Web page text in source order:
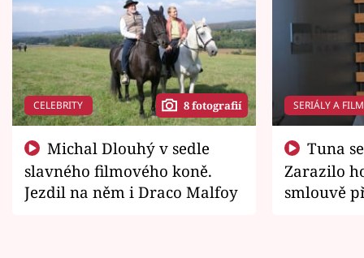
CELEBRITY 8 fotografií
slavného filmového koně.
Jezdil na něm i Draco Malfoy
SERIÁLY A
Zarazilo
smlouvě